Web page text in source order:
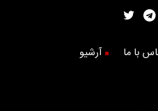
با ما آرشیو